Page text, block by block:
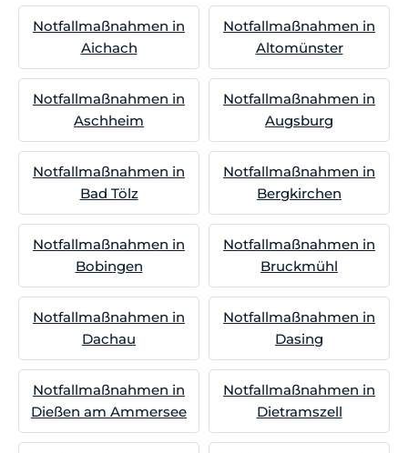
Notfallmaßnahmen in
Aichach
Notfallmaßnahmen in
Altomünster
Notfallmaßnahmen in
Aschheim
Notfallmaßnahmen in
Augsburg
Notfallmaßnahmen in
Bad Tölz
Notfallmaßnahmen in
Bergkirchen
Notfallmaßnahmen in
Bobingen
Notfallmaßnahmen in
Bruckmühl
Notfallmaßnahmen in
Dachau
Notfallmaßnahmen in
Dasing
Notfallmaßnahmen in
Dießen am Ammersee
Notfallmaßnahmen in
Dietramszell